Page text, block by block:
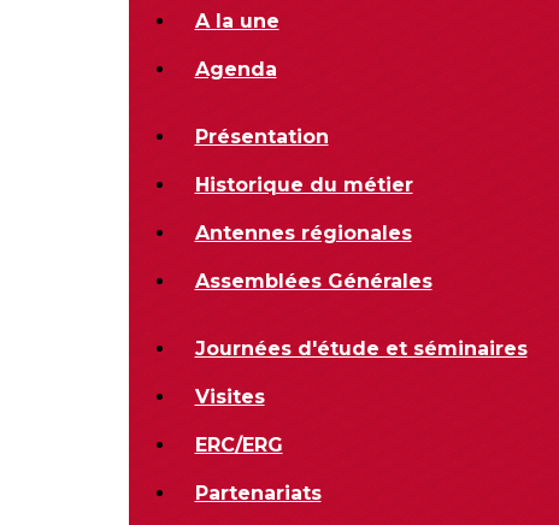
A la une
Agenda
Présentation
Historique du métier
Antennes régionales
Assemblées Générales
Journées d'étude et séminaires
Visites
ERC/ERG
Partenariats